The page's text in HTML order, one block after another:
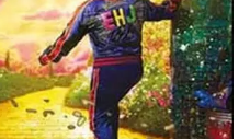
ラド州 2公演 SBD 完全収録！
ク’24公演 超高音質AI-SBD！